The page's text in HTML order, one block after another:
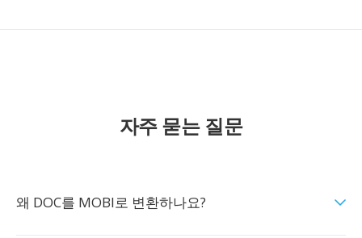
자주 묻는 질문
왜 DOC를 MOBI로 변환하나요?